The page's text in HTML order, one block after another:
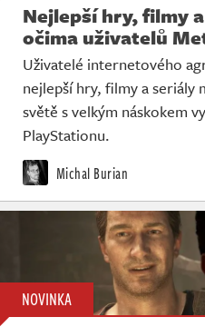
Nejlepší hry, filmy
očima uživatelů
Uživatelé internetového
nejlepší hry, filmy a seriály
světě s velkým náskokem
PlayStationu.
Michal Burian
NOVINKA